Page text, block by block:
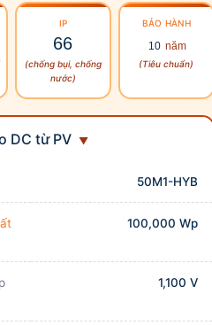
IP
66
(chống bụi, chống
nước)
BẢO HÀNH
10 năm
(Tiêu chuẩn)
DC từ PV
50M1-HYB
100,000 Wp
1,100 V